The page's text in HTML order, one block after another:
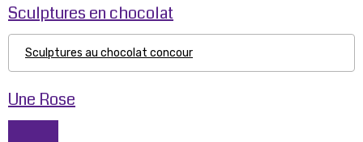
Sculptures en chocolat
Sculptures au chocolat concour
Une Rose